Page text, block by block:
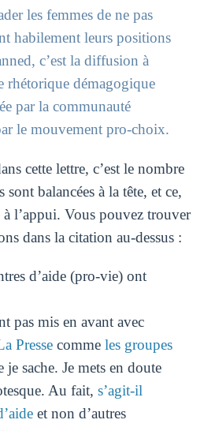
les femmes de ne pas
habilement leurs positions
c’est la diffusion à
rhétorique démagogique
par la communauté
le mouvement pro-choix.
cette lettre, c’est le nombre
balancées à la tête, et ce,
l’appui. Vous pouvez trouver
dans la citation au-dessus :
d’aide (pro-vie) ont
pas mis en avant avec
Pressecomme les groupes
je sache. Je mets en doute
Au fait, s’agit-il
et non d’autres